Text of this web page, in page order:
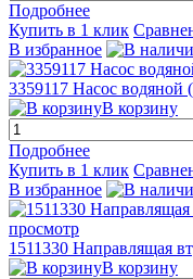
Подробнее
Купить в 1 клик
В избранное
3359117 Насос водяной
В корзину
Подробнее
Купить в 1 клик
В избранное
просмотр
1511330 Направлящая
В корзину